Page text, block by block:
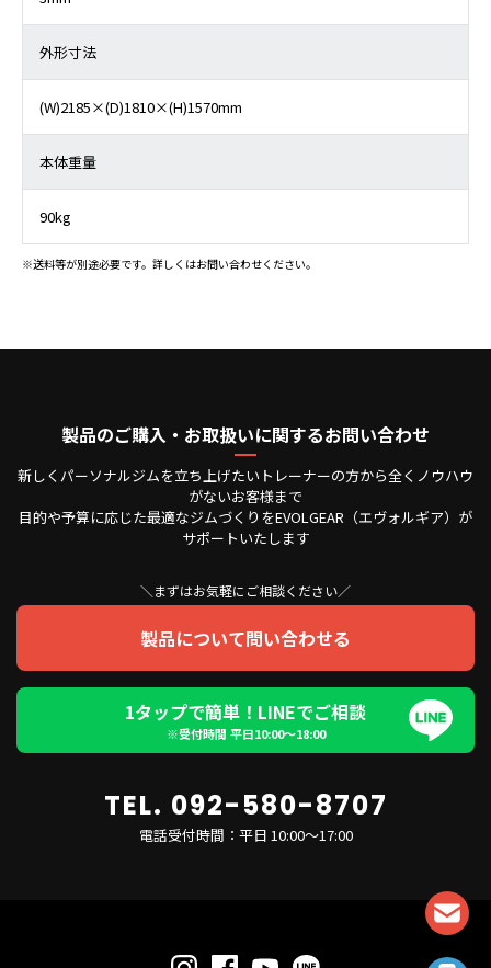
外形寸法
(W)2185×(D)1810×(H)1570mm
本体重量
90kg
※送料等が別途必要です。詳しくはお問い合わせください。
製品のご購入・お取扱いに関するお問い合わせ
新しくパーソナルジムを立ち上げたいトレーナーの方から全くノウハウ
がないお客様まで
目的や予算に応じた最適なジムづくりをEVOLGEAR（エヴォルギア）が
サポートいたします
＼まずはお気軽にご相談ください／
製品について問い合わせる
1タップで簡単！LINEでご相談
※受付時間 平日10:00〜18:00
TEL. 092-580-8707
電話受付時間：平日 10:00～17:00